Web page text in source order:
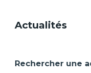
Actualités
Rechercher une